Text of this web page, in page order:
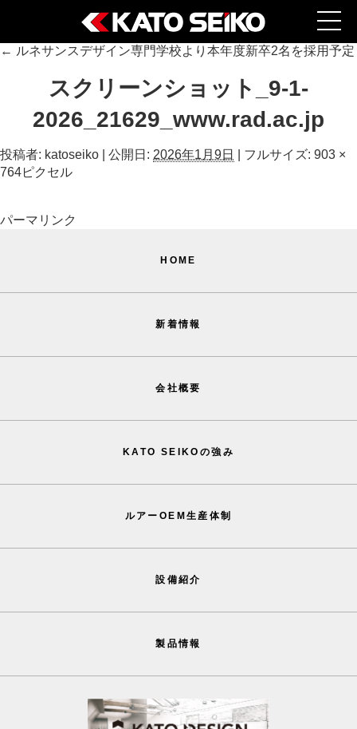
← ルネサンスデザイン専門学校より本年度新卒2名を採用予定
スクリーンショット_9-1-
2026_21629_www.rad.ac.jp
投稿者: katoseiko 公開日: 2026年1月9日 フルサイズ: 903 ×
764ピクセル
パーマリンク
HOME
新着情報
会社概要
KATO SEIKOの強み
ルアーOEM生産体制
設備紹介
製品情報